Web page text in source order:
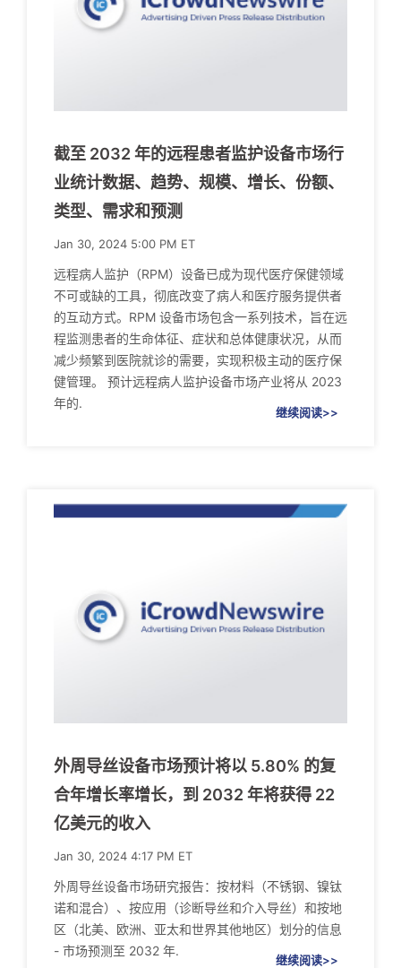
截至 2032 年的远程患者监护设备市场行
业统计数据、趋势、规模、增长、份额、
类型、需求和预测
Jan 30, 2024 5:00 PM ET
远程病人监护（RPM）设备已成为现代医疗保健领域
不可或缺的工具，彻底改变了病人和医疗服务提供者
的互动方式。RPM 设备市场包含一系列技术，旨在远
程监测患者的生命体征、症状和总体健康状况，从而
减少频繁到医院就诊的需要，实现积极主动的医疗保
健管理。 预计远程病人监护设备市场产业将从 2023
年的.
继续阅读>>
外周导丝设备市场预计将以 5.80% 的复
合年增长率增长，到 2032 年将获得 22
亿美元的收入
Jan 30, 2024 4:17 PM ET
外周导丝设备市场研究报告：按材料（不锈钢、镍钛
诺和混合）、按应用（诊断导丝和介入导丝）和按地
区（北美、欧洲、亚太和世界其他地区）划分的信息
- 市场预测至 2032 年.
继续阅读>>